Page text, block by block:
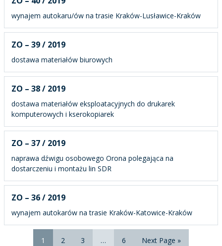
wynajem autokaru/ów na trasie Kraków-Lusławice-Kraków
ZO – 39 / 2019
dostawa materiałów biurowych
ZO – 38 / 2019
dostawa materiałów eksploatacyjnych do drukarek
komputerowych i kserokopiarek
ZO – 37 / 2019
naprawa dźwigu osobowego Orona polegająca na
dostarczeniu i montażu lin SDR
ZO – 36 / 2019
wynajem autokarów na trasie Kraków-Katowice-Kraków
1 2 3 … 6 Next Page »